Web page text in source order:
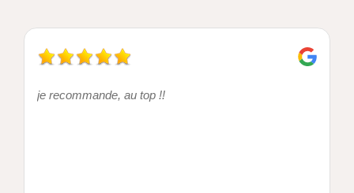
je recommande, au top !!